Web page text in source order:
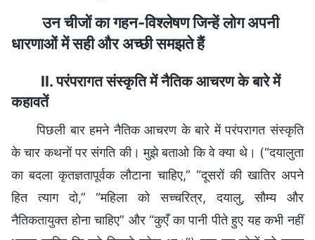
उन चीजों का गहन-विश्लेषण जिन्हें लोग अपनी
धारणाओं में सही और अच्छी समझते हैं
II. परंपरागत संस्कृति में नैतिक आचरण के बारे में
कहावतें
पिछली बार हमने नैतिक आचरण के बारे में परंपरागत संस्कृति
के चार कथनों पर संगति की। मुझे बताओ कि वे क्या थे। (“दयालुता
का बदला कृतज्ञतापूर्वक लौटाना चाहिए,” “दूसरों की खातिर अपने
हित त्याग दो,” “महिला को सच्चरित्र, दयालु, सौम्य और
नैतिकतायुक्त होना चाहिए” और “कुएँ का पानी पीते हुए यह कभी नहीं